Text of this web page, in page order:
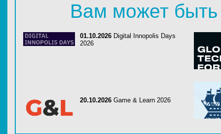
Вам может быть
01.10.2026 Digital Innopolis Days
2026
20.10.2026 Game & Learn 2026